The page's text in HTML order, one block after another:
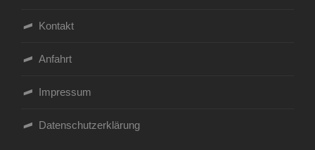
Kontakt
Anfahrt
Impressum
Datenschutzerklärung